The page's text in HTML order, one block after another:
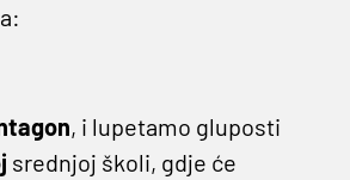
, i lupetamo gluposti
srednjoj školi, gdje će